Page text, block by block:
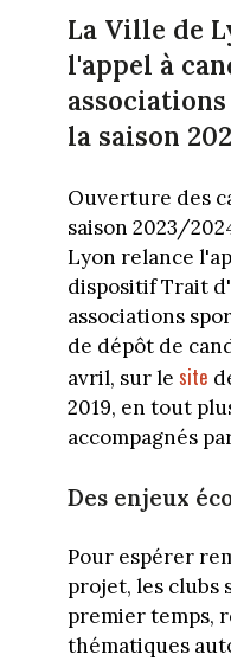
La Ville de
l'appel à
la saison
Ouverture des
saison 2023/
Lyon relance
dispositif Trait
associations
de dépôt de
avril, sur le site
2019, en tout
accompagnés
Des enjeux
Pour espérer
projet, les clubs
premier temps,
thématiques